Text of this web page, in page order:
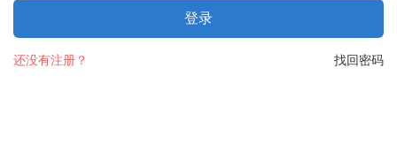
登录
找回密码
还没有注册？